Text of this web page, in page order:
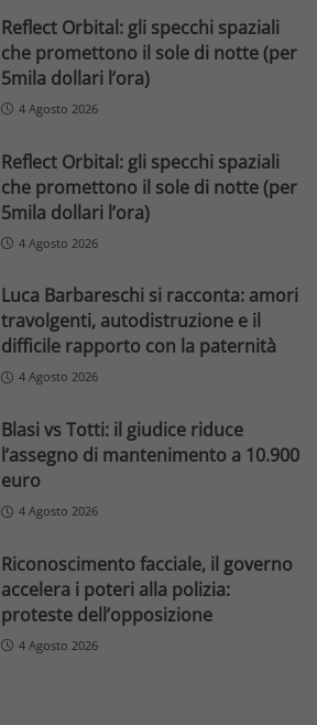
Reflect Orbital: gli specchi spaziali
che promettono il sole di notte (per
5mila dollari l’ora)
4 Agosto 2026
Reflect Orbital: gli specchi spaziali
che promettono il sole di notte (per
5mila dollari l’ora)
4 Agosto 2026
Luca Barbareschi si racconta: amori
travolgenti, autodistruzione e il
difficile rapporto con la paternità
4 Agosto 2026
Blasi vs Totti: il giudice riduce
l’assegno di mantenimento a 10.900
euro
4 Agosto 2026
Riconoscimento facciale, il governo
accelera i poteri alla polizia:
proteste dell’opposizione
4 Agosto 2026